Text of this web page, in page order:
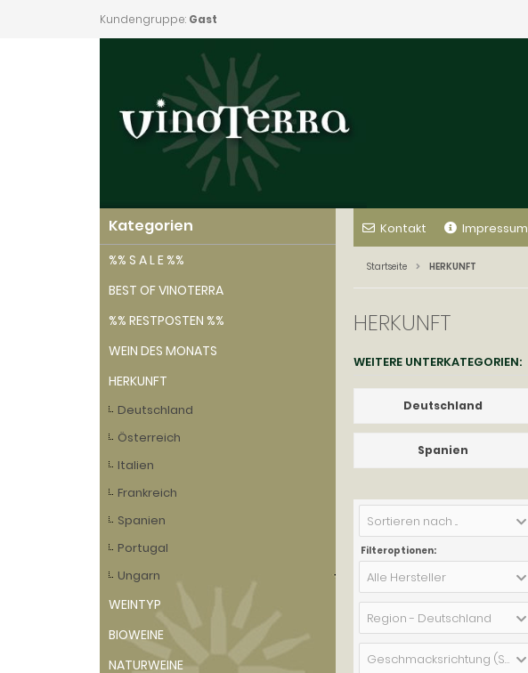
Kundengruppe: Gast
Kontakt Impressum
Startseite HERKUNFT
HERKUNFT
WEITERE UNTERKATEGORIEN:
Deutschland
Spanien
Sortieren nach ...
Filteroptionen:
Alle Hersteller
Region - Deutschland
Geschmacksrichtung (Schaumwein)
Kategorien
%% S A L E %%
BEST OF VINOTERRA
%% RESTPOSTEN %%
WEIN DES MONATS
HERKUNFT
Deutschland
Österreich
Italien
Frankreich
Spanien
Portugal
Ungarn
WEINTYP
BIOWEINE
NATURWEINE